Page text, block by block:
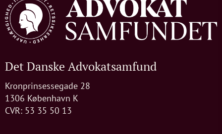
Det Danske Advokatsamfund
Kronprinsessegade 28
1306 København K
CVR: 53 35 50 13